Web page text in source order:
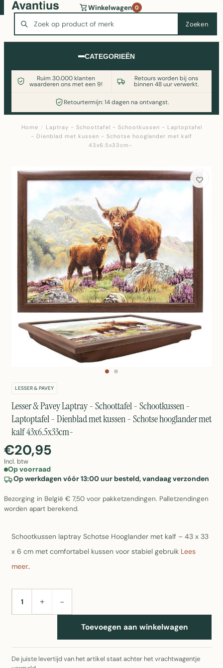
Zoeken
Winkelwagen 0
CATEGORIEËN
Ruim 30.000 klanten
waarderen ons met een 9!
Retours worden bij ons
binnen 48 uur verwerkt.
Retourtermijn: 14 dagen na ontvangst.
Wasmachine of koelkast nodig? Vergelijk alle prijzen op
Witgoedaanbod.nl
Home / Laptray - Schoottafel - Schootkussen - Laptoptafel
- Dienblad met kussen - Schotse hooglander met kalf
43x6.5x33cm-
LESSER & PAVEY
Lesser & Pavey Laptray - Schoottafel - Schootkussen -
Laptoptafel - Dienblad met kussen - Schotse hooglander met
kalf 43x6.5x33cm-
€20,95
Incl. btw
Op voorraad
Op werkdagen vóór 13:00 uur besteld, vandaag verzonden
Bezorging in België € 7,50 voor pakketzendingen. Palletzendingen
worden apart berekend.
Schootkussen laptray Schotse Hooglander met kalf – 43 x 33
x 6 cm met comfortabel kussen voor stabiel gebruik Lees
meer..
AANTAL+ −
Toevoegen aan winkelwagen
De juiste levertijd van het artikel staat achter het vrachtwagentje